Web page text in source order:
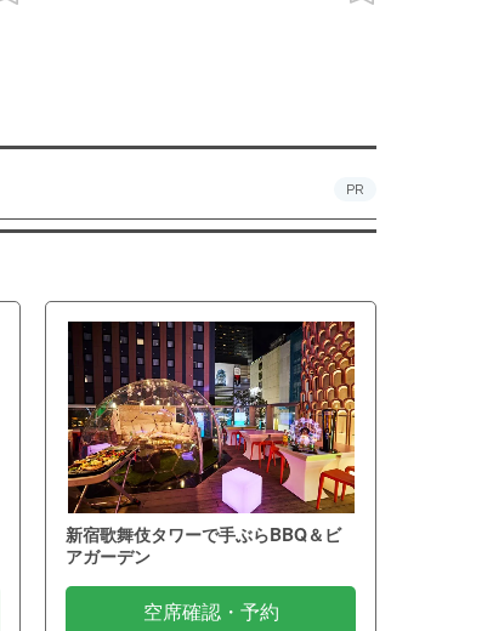
PR
新宿歌舞伎タワーで手ぶらBBQ＆ビ
アガーデン
空席確認・予約